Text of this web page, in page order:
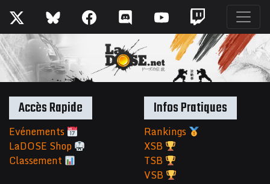
Accès Rapide
Evénements
LaDOSE Shop
Classement
Infos Pratiques
Rankings
XSB
TSB
VSB